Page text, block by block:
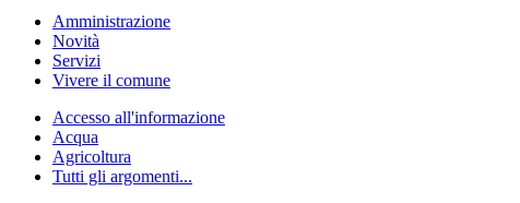
Amministrazione
Novità
Servizi
Vivere il comune
Accesso all'informazione
Acqua
Agricoltura
Tutti gli argomenti...